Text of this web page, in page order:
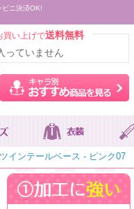
ビニ決済OK!
買い上げで送料無料
っていません
ィッグをカラーから探す
ツインテールベース - ピンク07